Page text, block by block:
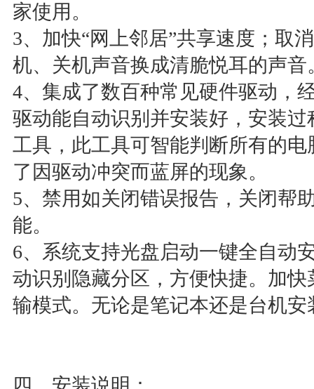
家使用。
3、加快“网上邻居”共享速度；取
机、关机声音换成清脆悦耳的声音
4、集成了数百种常见硬件驱动，
驱动能自动识别并安装好，安装
工具，此工具可智能判断所有的
了因驱动冲突而蓝屏的现象。
5、禁用如关闭错误报告，关闭帮
能。
6、系统支持光盘启动一键全自动
动识别隐藏分区，方便快捷。加
输模式。无论是笔记本还是台机